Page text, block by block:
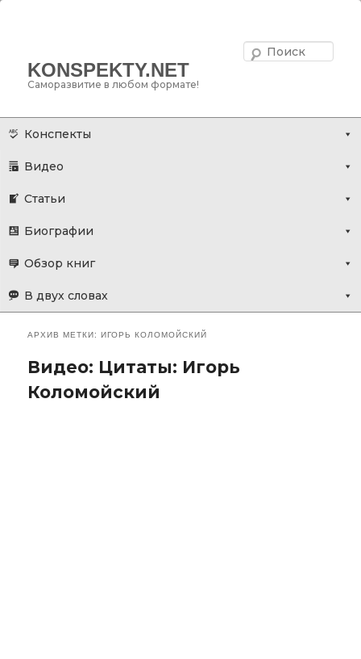
KONSPEKTY.NET
Саморазвитие в любом формате!
Главное меню
основному
дополнительному
Конспекты
Видео
Статьи
Биографии
Обзор книг
В двух словах
АРХИВ МЕТКИ:ИГОРЬ КОЛОМОЙСКИЙ
Видео: Цитаты: Игорь
Коломойский